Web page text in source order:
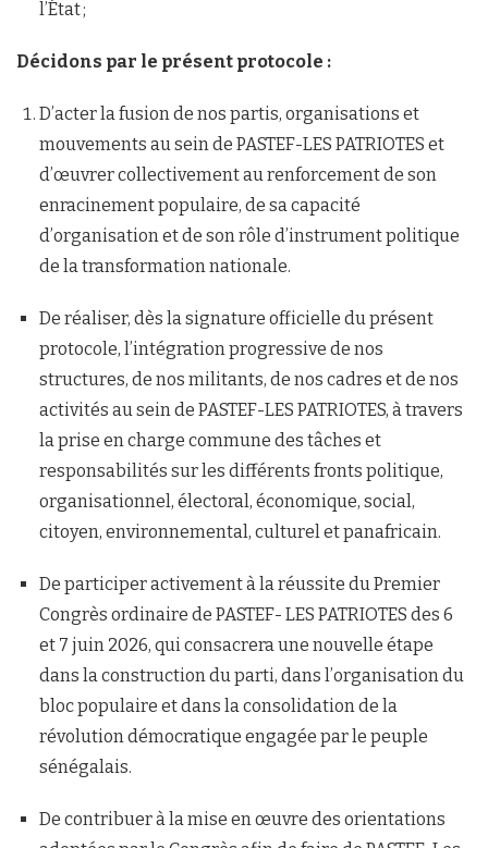
l’État ;
Décidons par le présent protocole :
D’acter la fusion de nos partis, organisations et
mouvements au sein de PASTEF-LES PATRIOTES et
d’œuvrer collectivement au renforcement de son
enracinement populaire, de sa capacité
d’organisation et de son rôle d’instrument politique
de la transformation nationale.
De réaliser, dès la signature officielle du présent
protocole, l’intégration progressive de nos
structures, de nos militants, de nos cadres et de nos
activités au sein de PASTEF-LES PATRIOTES, à travers
la prise en charge commune des tâches et
responsabilités sur les différents fronts politique,
organisationnel, électoral, économique, social,
citoyen, environnemental, culturel et panafricain.
De participer activement à la réussite du Premier
Congrès ordinaire de PASTEF- LES PATRIOTES des 6
et 7 juin 2026, qui consacrera une nouvelle étape
dans la construction du parti, dans l’organisation du
bloc populaire et dans la consolidation de la
révolution démocratique engagée par le peuple
sénégalais.
De contribuer à la mise en œuvre des orientations